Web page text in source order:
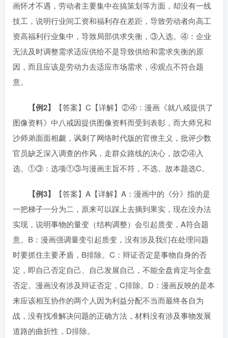
画怀才不遇，劳动者主要集中在搞策划等方面，却没有一线
技工，说明行业间工资和福利存在差距，导致劳动者向高工
资高福利行业集中，导致局部供求失衡，③入选。④：企业
无法及时调整需求适应供给不是导致供给和需求失衡的原
因，而且应该是劳动力去适应市场需求，④观点不符合题
意。
【例2】
【答案】C【详解】②④：漫画《就八戒提供了
图像资料》中八戒因提供图像资料而受到表彰，而大师兄和
沙师弟面面相觑，讽刺了网络时代版的官僚主义，批评少数
官员缺乏深入调查的作风，走群众路线的决心，故②④入
选。①③：选项①③与漫画主旨不符，不选。故本题选C。
【例3】
【答案】A【详解】A：漫画中的《分》指的是
一把梯子一分为二，原来可以踩上去摘到果实，现在没办法
实现，说明事物的量变（结构调整）会引起质变，A符合题
意。B：漫画强调量变引起质变，没有涉及我们在处理问题
时要抓住主要矛盾，B排除。C：辩证否定是事物自身的否
定，即自己否定自己、自己发展自己，不能全盘肯定与全盘
否定。漫画没有涉及辩证否定，C排除。D：漫画反映的是本
来应该相互协作的两个人因为利益分配不当而最终各自为
战，没有找准解决问题的正确方法，材料没有涉及事物发展
道路的曲折性，D排除。